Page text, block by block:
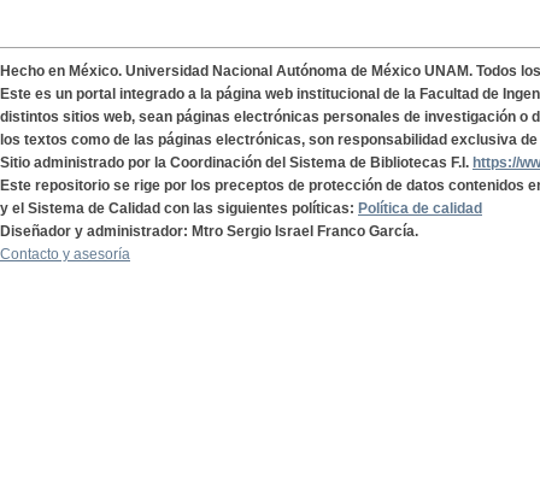
Hecho en México. Universidad Nacional Autónoma de México UNAM. Todos
Este es un portal integrado a la página web institucional de la Facultad de
distintos sitios web, sean páginas electrónicas personales de investigación o
los textos como de las páginas electrónicas, son responsabilidad exclusiva
Sitio administrado por la Coordinación del Sistema de Bibliotecas F.I. https://
Este repositorio se rige por los preceptos de protección de datos contenidos
y el Sistema de Calidad con las siguientes políticas: Política de calidad
Diseñador y administrador: Mtro Sergio Israel Franco García.
Contacto y asesoría